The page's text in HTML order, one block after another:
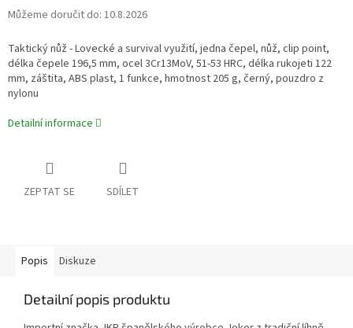
Můžeme doručit do: 10.8.2026
Taktický nůž - Lovecké a survival využití, jedna čepel, nůž, clip point,
délka čepele 196,5 mm, ocel 3Cr13MoV, 51-53 HRC, délka rukojeti 122
mm, záštita, ABS plast, 1 funkce, hmotnost 205 g, černý, pouzdro z
nylonu
Detailní informace
ZEPTAT SE SDÍLET
Popis Diskuze
Detailní popis produktu